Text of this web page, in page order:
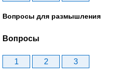
Вопросы для размышления
Вопросы
1 2 3